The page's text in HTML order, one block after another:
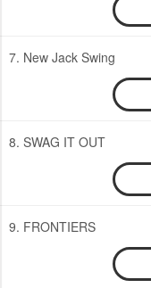
7. New Jack Swing
8. SWAG IT OUT
9. FRONTIERS